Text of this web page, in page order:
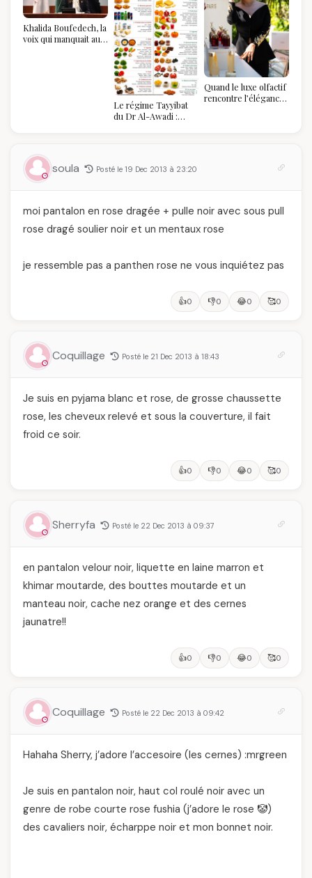
Khalida Boufedech, la
voix qui manquait au
Le régime Tayyibat
du Dr Al-Awadi :
vraiment savoir
Quand le luxe olfactif
rencontre l’élégance
soula Posté le 19 Dec 2013 à 23:20
moi pantalon en rose dragée + pulle noir avec sous pull
rose dragé soulier noir et un mentaux rose
je ressemble pas a panthen rose ne vous inquiétez pas
👍0 👎0 😂0 🥰0
Coquillage Posté le 21 Dec 2013 à 18:43
Je suis en pyjama blanc et rose, de grosse chaussette
rose, les cheveux relevé et sous la couverture, il fait
froid ce soir.
👍0 👎0 😂0 🥰0
Sherryfa Posté le 22 Dec 2013 à 09:37
en pantalon velour noir, liquette en laine marron et
khimar moutarde, des bouttes moutarde et un
manteau noir, cache nez orange et des cernes
jaunatre!!
👍0 👎0 😂0 🥰0
Coquillage Posté le 22 Dec 2013 à 09:42
Hahaha Sherry, j’adore l’accesoire (les cernes) :mrgreen
Je suis en pantalon noir, haut col roulé noir avec un
genre de robe courte rose fushia (j’adore le rose 🤡)
des cavaliers noir, écharppe noir et mon bonnet noir.